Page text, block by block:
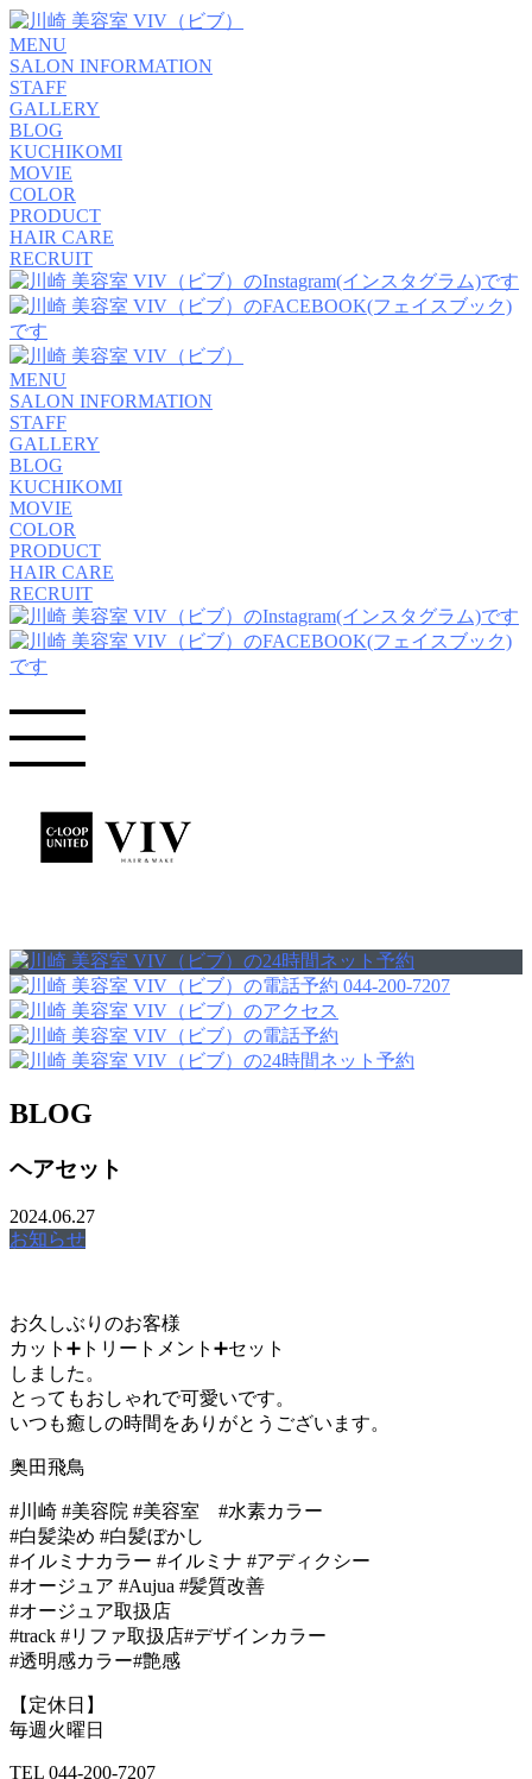
MENU
SALON INFORMATION
STAFF
GALLERY
BLOG
KUCHIKOMI
MOVIE
COLOR
PRODUCT
HAIR CARE
RECRUIT
MENU
SALON INFORMATION
STAFF
GALLERY
BLOG
KUCHIKOMI
MOVIE
COLOR
PRODUCT
HAIR CARE
RECRUIT
044-200-7207
BLOG
ヘアセット
2024.06.27
お知らせ
お久しぶりのお客様
カット➕トリートメント➕セット
しました。
とってもおしゃれで可愛いです。
いつも癒しの時間をありがとうございます。
奥田飛鳥
#川崎 #美容院 #美容室 #水素カラー
#白髪染め #白髪ぼかし
#イルミナカラー #イルミナ #アディクシー
#オージュア #Aujua #髪質改善
#オージュア取扱店
#track #リファ取扱店#デザインカラー
#透明感カラー#艶感
【定休日】
毎週火曜日
TEL 044-200-7207